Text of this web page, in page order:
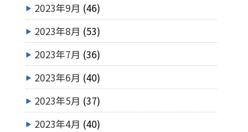
2023年9月 (46)
2023年8月 (53)
2023年7月 (36)
2023年6月 (40)
2023年5月 (37)
2023年4月 (40)